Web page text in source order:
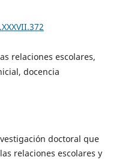
relaciones escolares,
docencia
doctoral que
relaciones escolares y